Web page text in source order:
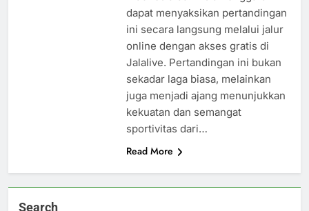
dapat menyaksikan pertandingan
ini secara langsung melalui jalur
online dengan akses gratis di
Jalalive. Pertandingan ini bukan
sekadar laga biasa, melainkan
juga menjadi ajang menunjukkan
kekuatan dan semangat
sportivitas dari…
Read More
Search